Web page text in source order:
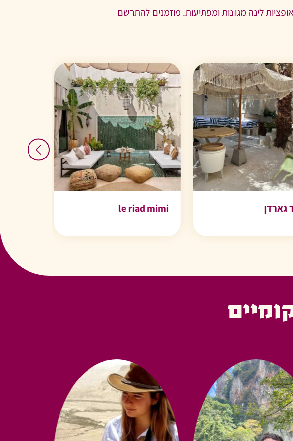
לינה מגוונות ומפתיעות. מוזמנים להתרשם
le riad mimi